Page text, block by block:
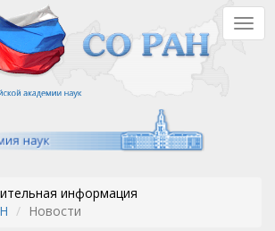
информация
Новости